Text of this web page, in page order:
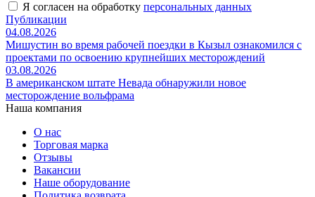
Я согласен на обработку персональных данных
Публикации
04.08.2026
Мишустин во время рабочей поездки в Кызыл ознакомился с
проектами по освоению крупнейших месторождений
03.08.2026
В американском штате Невада обнаружили новое
месторождение вольфрама
Наша компания
О нас
Торговая марка
Отзывы
Вакансии
Наше оборудование